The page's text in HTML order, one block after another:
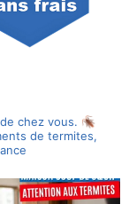
chez vous. 🪳
de termites,